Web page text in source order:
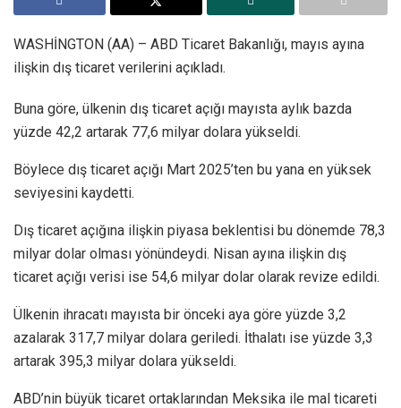
WASHİNGTON (AA) – ABD Ticaret Bakanlığı, mayıs ayına
ilişkin dış ticaret verilerini açıkladı.
Buna göre, ülkenin dış ticaret açığı mayısta aylık bazda
yüzde 42,2 artarak 77,6 milyar dolara yükseldi.
Böylece dış ticaret açığı Mart 2025’ten bu yana en yüksek
seviyesini kaydetti.
Dış ticaret açığına ilişkin piyasa beklentisi bu dönemde 78,3
milyar dolar olması yönündeydi. Nisan ayına ilişkin dış
ticaret açığı verisi ise 54,6 milyar dolar olarak revize edildi.
Ülkenin ihracatı mayısta bir önceki aya göre yüzde 3,2
azalarak 317,7 milyar dolara geriledi. İthalatı ise yüzde 3,3
artarak 395,3 milyar dolara yükseldi.
ABD’nin büyük ticaret ortaklarından Meksika ile mal ticareti